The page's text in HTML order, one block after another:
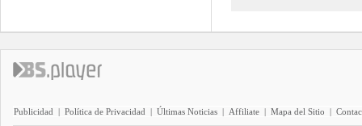
Publicidad | Política de Privacidad | Últimas Noticias | Affiliate | Mapa del Sitio |